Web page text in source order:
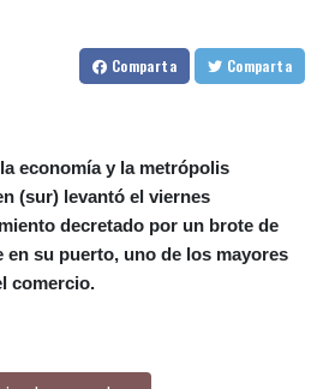
Comparta Comparta
economía y la metrópolis
(sur) levantó el viernes
decretado por un brote de
en su puerto, uno de los mayores
comercio.